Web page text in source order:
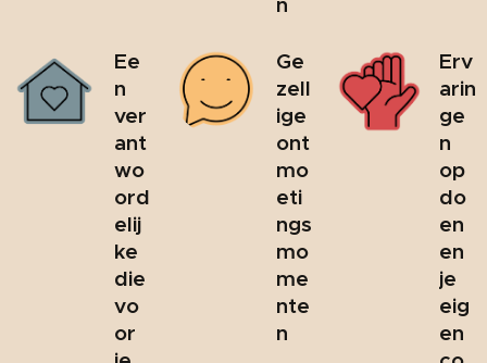
Ee
n
ver
ant
wo
ord
elij
ke
die
vo
or
Ge
zell
ige
ont
mo
eti
ngs
mo
me
nte
n
Erv
arin
ge
n
op
do
en
en
je
eig
en